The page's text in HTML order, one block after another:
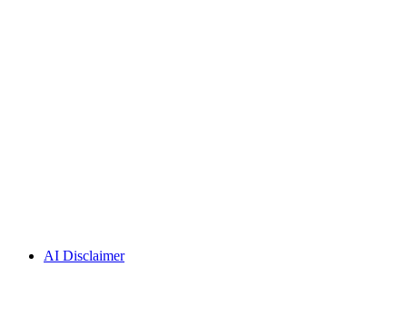
AI Disclaimer